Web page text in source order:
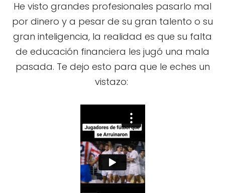
He visto grandes profesionales pasarlo mal
por dinero y a pesar de su gran talento o su
gran inteligencia, la realidad es que su falta
de educación financiera les jugó una mala
pasada. Te dejo esto para que le eches un
vistazo: